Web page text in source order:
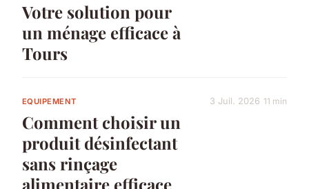
Votre solution pour
un ménage efficace à
Tours
EQUIPEMENT
Comment choisir un
produit désinfectant
sans rinçage
alimentaire efficace
3 Juil. 2026 11 min